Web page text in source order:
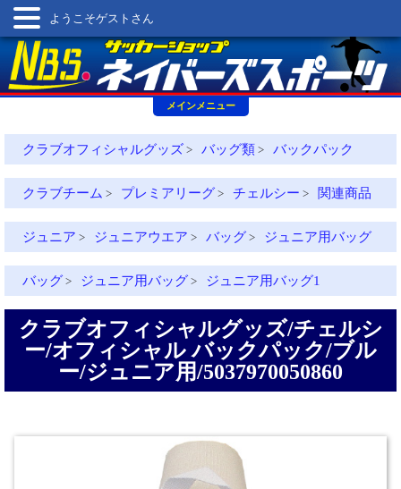
メインメニュー
ようこそゲストさん
クラブオフィシャルグッズ > バッグ類 > バックパック
クラブチーム > プレミアリーグ > チェルシー > 関連商品
ジュニア > ジュニアウエア > バッグ > ジュニア用バッグ
バッグ > ジュニア用バッグ > ジュニア用バッグ1
クラブオフィシャルグッズ/チェルシ
ー/オフィシャル バックパック/ブル
ー/ジュニア用/5037970050860